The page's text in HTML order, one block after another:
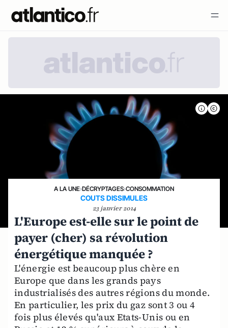
A LA UNE›DÉCRYPTAGES›CONSOMMATION
COUTS DISSIMULES
23 janvier 2014
L'Europe est-elle sur le point de
payer (cher) sa révolution
énergétique manquée ?
L'énergie est beaucoup plus chère en
Europe que dans les grands pays
industrialisés des autres régions du monde.
En particulier, les prix du gaz sont 3 ou 4
fois plus élevés qu'aux Etats-Unis ou en